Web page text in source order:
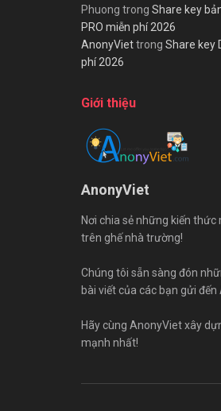
Phuong trong Share key
PRO miễn phí 2026
AnonyViettrong Share key
phí 2026
Giới thiệu
AnonyViet
Nơi chia sẻ những kiến
trên ghế nhà trường!
Chúng tôi sẵn sàng đón
bài viết của các bạn gửi đến
Hãy cùng AnonyViet xây
mạnh nhất!